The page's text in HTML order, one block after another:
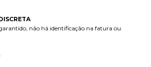
não há identificação na fatura ou